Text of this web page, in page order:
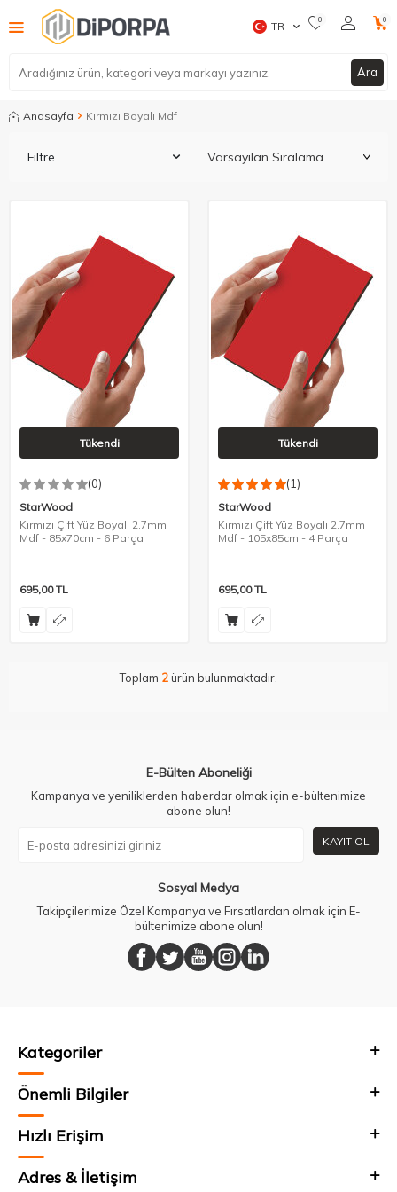
Ara
TR 0 0
Anasayfa Kırmızı Boyalı Mdf
Filtre
Tükendi
(0)
StarWood
Kırmızı Çift Yüz Boyalı 2.7mm
Mdf - 85x70cm - 6 Parça
695,00TL
Tükendi
(1)
StarWood
Kırmızı Çift Yüz Boyalı 2.7mm
Mdf - 105x85cm - 4 Parça
695,00TL
Toplam 2ürün bulunmaktadır.
E-Bülten Aboneliği
Kampanya ve yeniliklerden haberdar olmak için e-bültenimize
abone olun!
KAYIT OL
Sosyal Medya
Takipçilerimize Özel Kampanya ve Fırsatlardan olmak için E-
bültenimize abone olun!
Kategoriler
Önemli Bilgiler
Hızlı Erişim
Adres & İletişim